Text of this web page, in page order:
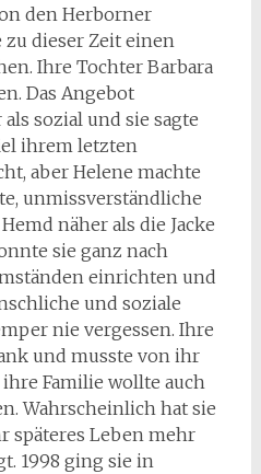
den Herborner
zu dieser Zeit einen
Ihre Tochter Barbara
Das Angebot
sozial und sie sagte
ihrem letzten
aber Helene machte
unmissverständliche
näher als die Jacke
sie ganz nach
einrichten und
und soziale
nie vergessen. Ihre
und musste von ihr
Familie wollte auch
Wahrscheinlich hat sie
späteres Leben mehr
1998 ging sie in